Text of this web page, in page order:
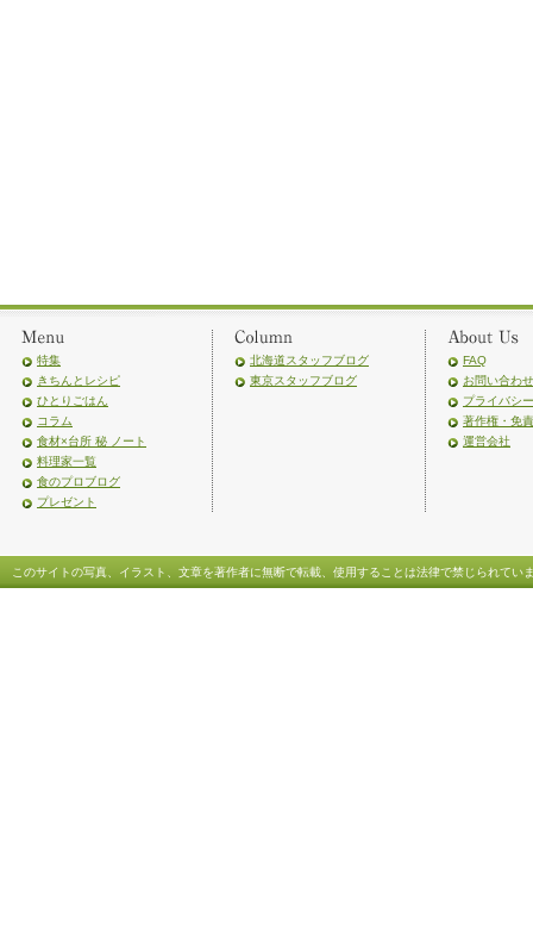
特集
きちんとレシピ
ひとりごはん
コラム
食材×台所 秘 ノート
料理家一覧
食のプロブログ
プレゼント
北海道スタッフブログ
東京スタッフブログ
FAQ
お問い合わせ
プライバシ
著作権・免
運営会社
このサイトの写真、イラスト、文章を著作者に無断で転載、使用することは法律で禁じられてい